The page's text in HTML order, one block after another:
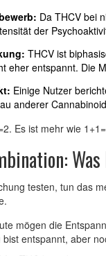
Da THCV bei
der
THCV ist
eher entspannt. Die
Einige Nutzer
anderer
Es ist mehr wie
testen, tun das
mögen die
entspannt, aber